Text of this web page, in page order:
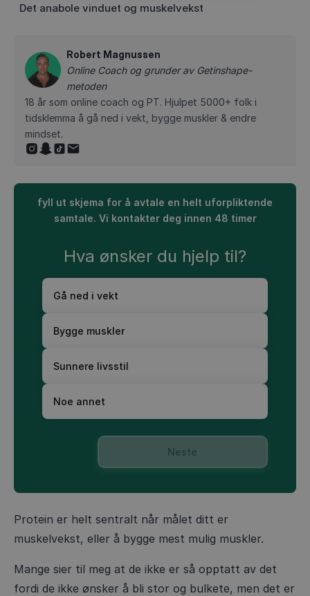
Det anabole vinduet og muskelvekst
Robert Magnussen
Online Coach og grunder av Getinshape-
metoden
18 år som online coach og PT. Hjulpet 5000+ folk i
tidsklemma å gå ned i vekt, bygge muskler & endre
mindset.
fyll ut skjema for å avtale en helt uforpliktende
samtale. Vi kontakter deg innen 48 timer
Hva ønsker du hjelp til?
Gå ned i vekt
Bygge muskler
Sunnere livsstil
Noe annet
Neste
Protein er helt sentralt når målet ditt er
muskelvekst, eller å bygge mest mulig muskler.
Mange sier til meg at de ikke er så opptatt av det
fordi de ikke ønsker å bli stor og bulkete, men det er